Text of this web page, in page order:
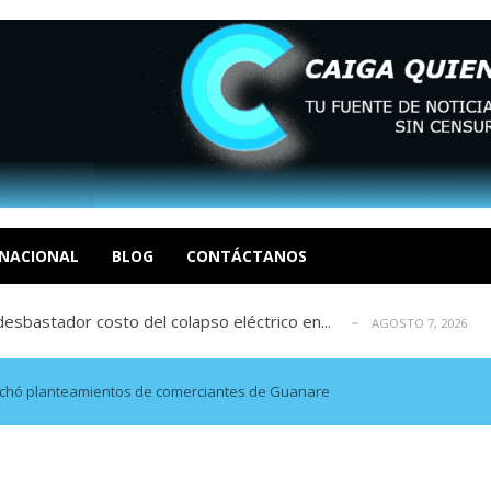
BLOG CONTÁCTANOS
apagones y promesas incumplidas... AGOSTO 6, 2026
de derechos humanos en el Minister... AGOSTO 6, 2026
un mercado impulsado por el auge de...
costo del colapso eléctrico en...
Por Dayana Cristina Duzoglou L. AGOSTO 6, 2026
apagones y promesas incumplidas... AGOSTO 6, 2026
de derechos humanos en el Minister...
un mercado impulsado por el auge de... AGOSTO 6, 2026
planteamientos de comerciantes de Guanare